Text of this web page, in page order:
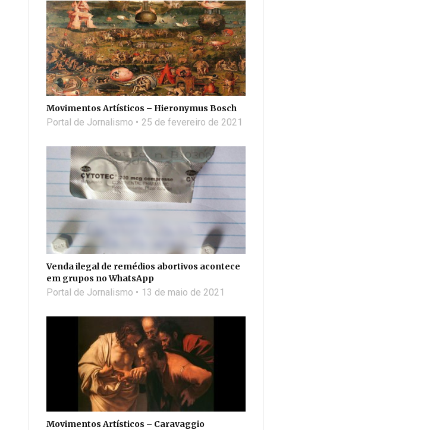
Movimentos Artísticos – Hieronymus Bosch
Portal de Jornalismo 25 de fevereiro de 2021
Venda ilegal de remédios abortivos acontece
em grupos no WhatsApp
Portal de Jornalismo 13 de maio de 2021
Movimentos Artísticos – Caravaggio